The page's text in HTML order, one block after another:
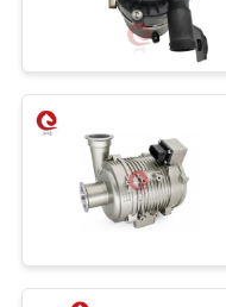
PRIVACYBELEID